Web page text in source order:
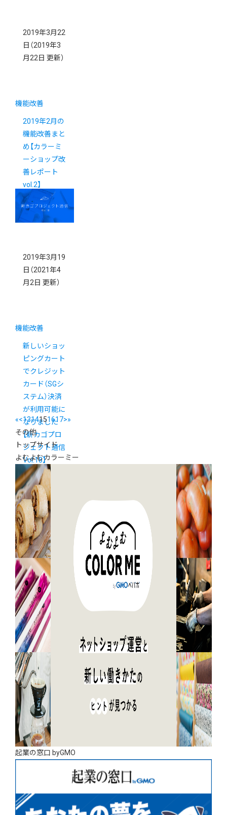
2019年3月22
日 （2019年3
月22日 更新）
機能改善
2019年2月の
機能改善まと
め【カラーミ
ーショップ改
善レポート
vol.2】
2019年3月19
日 （2021年4
月2日 更新）
機能改善
新しいショッ
ピングカート
でクレジット
カード（SGシ
ステム）決済
が利用可能に
なりました
【新カゴプロ
ジェクト通信
Vol.18】
«<1314151617>»
その他
トップサイド
よむよむカラーミー
起業の窓口 byGMO